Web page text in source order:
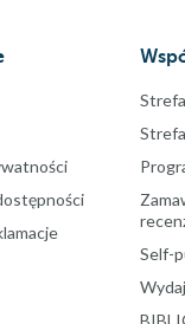
Self-